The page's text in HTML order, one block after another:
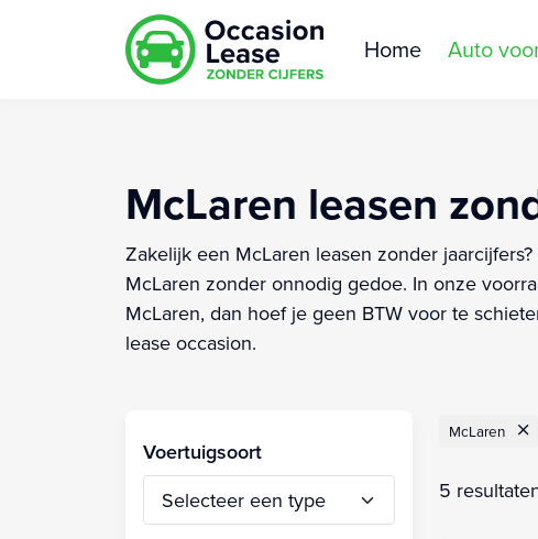
Home Auto
McLaren leasen
Zakelijk een McLaren leasen zonder
McLaren zonder onnodig gedoe. In onze
McLaren, dan hoef je geen BTW voor te
lease occasion.
Voertuigsoort
McLaren
5